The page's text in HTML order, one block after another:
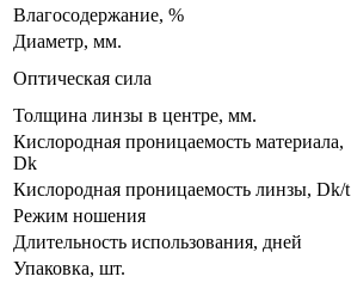
Влагосодержание, %
Диаметр, мм.
Оптическая сила
Толщина линзы в центре, мм.
Кислородная проницаемость материала,
Dk
Кислородная проницаемость линзы, Dk/t
Режим ношения
Длительность использования, дней
Упаковка, шт.